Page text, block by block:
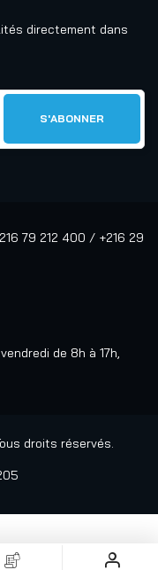
directement dans
79 212 400 / +216 29
de 8h à 17h,
droits réservés.